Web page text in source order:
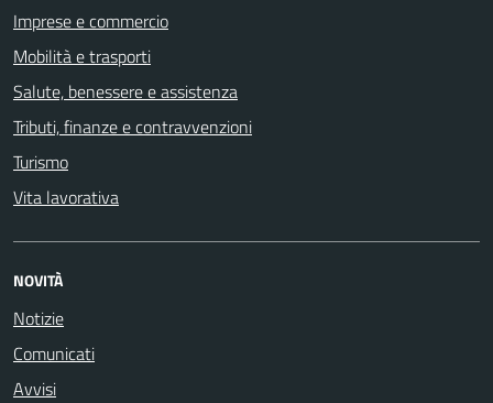
Imprese e commercio
Mobilità e trasporti
Salute, benessere e assistenza
Tributi, finanze e contravvenzioni
Turismo
Vita lavorativa
NOVITÀ
Notizie
Comunicati
Avvisi